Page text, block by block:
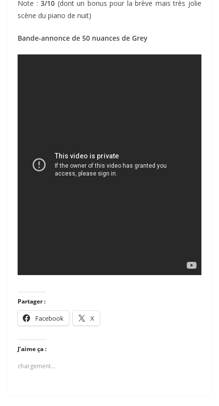
Note :3/10 (dont un bonus pour la brève mais très jolie
scène du piano de nuit)
Bande-annonce de 50 nuances de Grey
Partager :
Facebook X
J’aime ça :
chargement…